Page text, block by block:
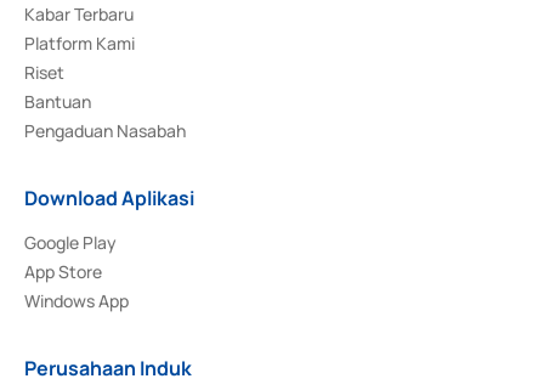
Kabar Terbaru
Platform Kami
Riset
Bantuan
Pengaduan Nasabah
Download Aplikasi
Google Play
App Store
Windows App
Perusahaan Induk